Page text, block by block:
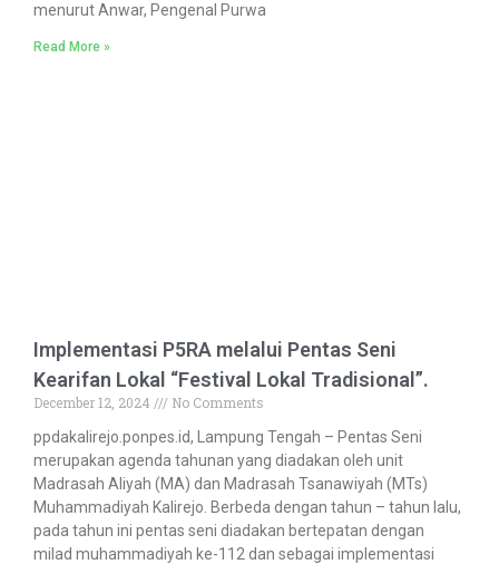
menurut Anwar, Pengenal Purwa
Read More »
Implementasi P5RA melalui Pentas Seni
Kearifan Lokal “Festival Lokal Tradisional”.
December 12, 2024
No Comments
ppdakalirejo.ponpes.id, Lampung Tengah – Pentas Seni
merupakan agenda tahunan yang diadakan oleh unit
Madrasah Aliyah (MA) dan Madrasah Tsanawiyah (MTs)
Muhammadiyah Kalirejo. Berbeda dengan tahun – tahun lalu,
pada tahun ini pentas seni diadakan bertepatan dengan
milad muhammadiyah ke-112 dan sebagai implementasi